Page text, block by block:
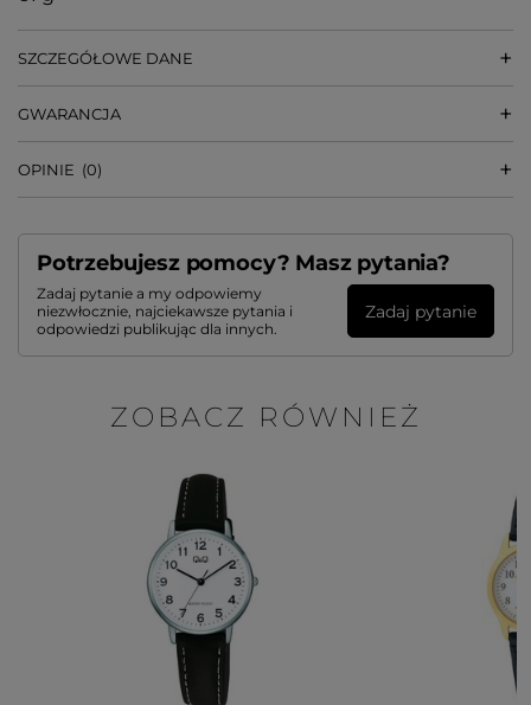
SZCZEGÓŁOWE DANE
GWARANCJA
OPINIE (0)
Potrzebujesz pomocy? Masz pytania?
Zadaj pytanie a my odpowiemy
niezwłocznie, najciekawsze pytania i
odpowiedzi publikując dla innych.
Zadaj pytanie
ZOBACZ RÓWNIEŻ